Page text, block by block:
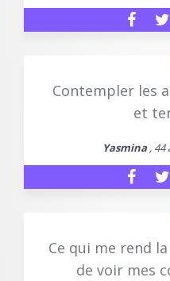
Contempler les
et
Yasmina , 44
Ce qui me rend
de voir mes